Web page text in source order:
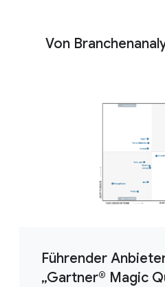
Von
Führender
„Gartner® Magic